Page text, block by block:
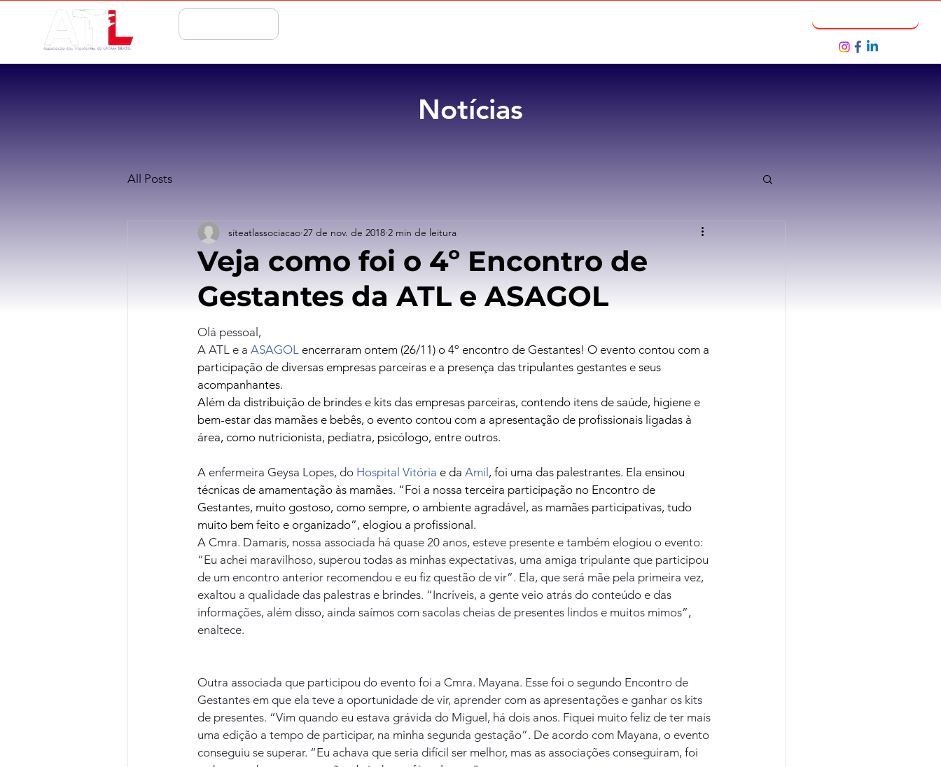
Notícias
All Posts
Veja como foi o 4º Encontro de
Gestantes da ATL e ASAGOL
siteatlassociacao 27 de nov. de 2018 2 min de leitura
Olá pessoal,
A ATL e a ASAGOL encerraram ontem (26/11) o 4º encontro de Gestantes! O evento contou com a
participação de diversas empresas parceiras e a presença das tripulantes gestantes e seus
acompanhantes.
Além da distribuição de brindes e kits das empresas parceiras, contendo itens de saúde, higiene e
bem-estar das mamães e bebês, o evento contou com a apresentação de profissionais ligadas à
área, como nutricionista, pediatra, psicólogo, entre outros.
A enfermeira Geysa Lopes, do Hospital Vitória e da Amil , foi uma das palestrantes. Ela ensinou
técnicas de amamentação às mamães. “Foi a nossa terceira participação no Encontro de
Gestantes, muito gostoso, como sempre, o ambiente agradável, as mamães participativas, tudo
muito bem feito e organizado”, elogiou a profissional.
A Cmra. Damaris, nossa associada há quase 20 anos, esteve presente e também elogiou o evento:
“Eu achei maravilhoso, superou todas as minhas expectativas, uma amiga tripulante que participou
de um encontro anterior recomendou e eu fiz questão de vir”. Ela, que será mãe pela primeira vez,
exaltou a qualidade das palestras e brindes. “Incríveis, a gente veio atrás do conteúdo e das
informações, além disso, ainda saímos com sacolas cheias de presentes lindos e muitos mimos”,
enaltece.
Outra associada que participou do evento foi a Cmra. Mayana. Esse foi o segundo Encontro de
Gestantes em que ela teve a oportunidade de vir, aprender com as apresentações e ganhar os kits
de presentes. “Vim quando eu estava grávida do Miguel, há dois anos. Fiquei muito feliz de ter mais
uma edição a tempo de participar, na minha segunda gestação”. De acordo com Mayana, o evento
conseguiu se superar. “Eu achava que seria difícil ser melhor, mas as associações conseguiram, foi